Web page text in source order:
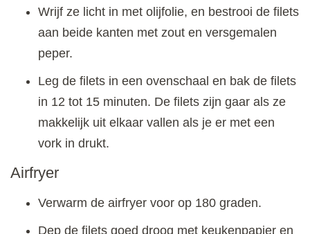
Wrijf ze licht in met olijfolie, en bestrooi de filets
aan beide kanten met zout en versgemalen
peper.
Leg de filets in een ovenschaal en bak de filets
in 12 tot 15 minuten. De filets zijn gaar als ze
makkelijk uit elkaar vallen als je er met een
vork in drukt.
Airfryer
Verwarm de airfryer voor op 180 graden.
Dep de filets goed droog met keukenpapier en